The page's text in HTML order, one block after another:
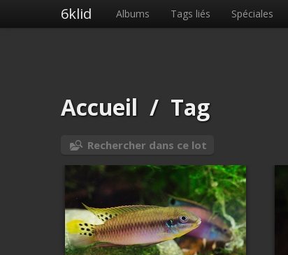
6klid Albums Tags liés Spéciales
Accueil / Tag
Rechercher dans ce lot